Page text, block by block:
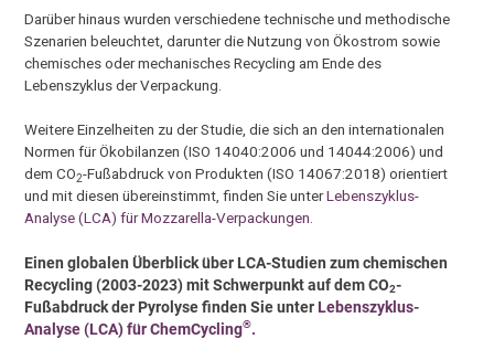
Darüber hinaus wurden verschiedene technische und methodische
Szenarien beleuchtet, darunter die Nutzung von Ökostrom sowie
chemisches oder mechanisches Recycling am Ende des
Lebenszyklus der Verpackung.
Weitere Einzelheiten zu der Studie, die sich an den internationalen
Normen für Ökobilanzen (ISO 14040:2006 und 14044:2006) und
dem CO2-Fußabdruck von Produkten (ISO 14067:2018) orientiert
und mit diesen übereinstimmt, finden Sie unterLebenszyklus-
Analyse (LCA) für Mozzarella-Verpackungen.
Einen globalen Überblick über LCA-Studien zum chemischen
Recycling (2003-2023) mit Schwerpunkt auf dem CO2-
Fußabdruck der Pyrolyse finden Sie unter Lebenszyklus-
Analyse (LCA) für ChemCycling®.